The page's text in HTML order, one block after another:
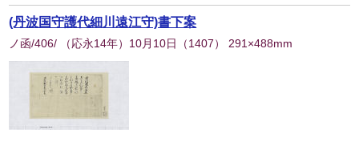
(丹波国守護代細川遠江守)書下案
ノ函/406/ （応永14年）10月10日 （1407） 291×488mm